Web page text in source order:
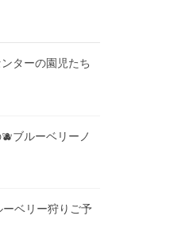
ターの園児たち
🫐ブルーベリーノ
ベリー狩りご予